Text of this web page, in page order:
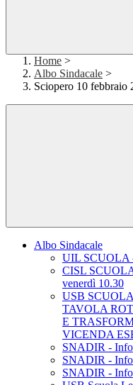
Home >
Albo Sindacale >
Sciopero 10 febbraio
Albo Sindacale
UIL SCUOLA
CISL
venerdì 10.30
USB
TAVOLA
E
VICENDA
SNADIR -
SNADIR -
SNADIR -